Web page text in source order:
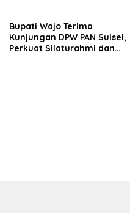
Bupati Wajo Terima
Kunjungan DPW PAN Sulsel,
Perkuat Silaturahmi dan